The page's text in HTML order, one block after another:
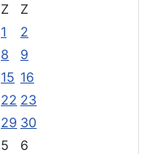
Z
Z
1
2
8
9
15 16
22 23
29 30
5 6